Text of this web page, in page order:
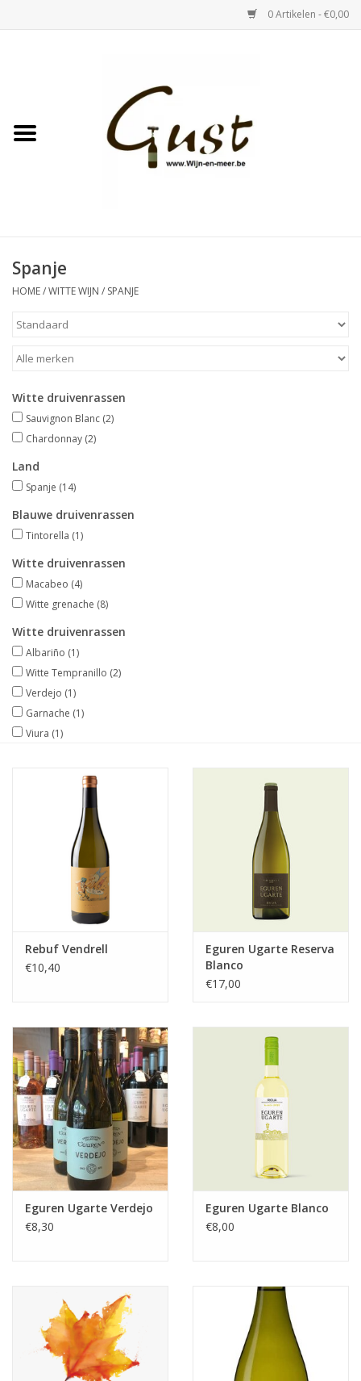
0 Artikelen - €0,00
Witte wijn
Bubbels & Vermout
Merken
Spanje
HOME/WITTE WIJN / SPANJE
Witte druivenrassen
Sauvignon Blanc (2)
Chardonnay (2)
Land
Spanje (14)
Blauwe druivenrassen
Tintorella (1)
Witte druivenrassen
Macabeo (4)
Witte grenache (8)
Witte druivenrassen
Albariño (1)
Witte Tempranillo (2)
Verdejo (1)
Garnache (1)
Viura (1)
Rebuf Vendrell
€10,40
Eguren Ugarte Reserva
Blanco
€17,00
Eguren Ugarte Verdejo
€8,30
Eguren Ugarte Blanco
€8,00